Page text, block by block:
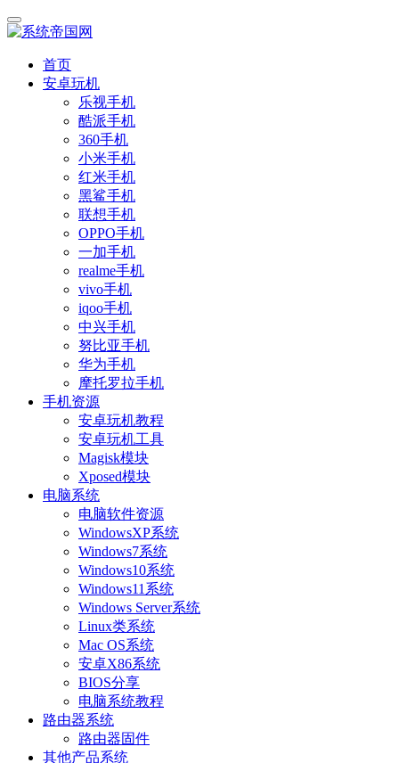
首页
安卓玩机
乐视手机
酷派手机
360手机
小米手机
红米手机
黑鲨手机
联想手机
OPPO手机
一加手机
realme手机
vivo手机
iqoo手机
中兴手机
努比亚手机
华为手机
摩托罗拉手机
手机资源
安卓玩机教程
安卓玩机工具
Magisk模块
Xposed模块
电脑系统
电脑软件资源
WindowsXP系统
Windows7系统
Windows10系统
Windows11系统
Windows Server系统
Linux类系统
Mac OS系统
安卓X86系统
BIOS分享
电脑系统教程
路由器系统
路由器固件
其他产品系统